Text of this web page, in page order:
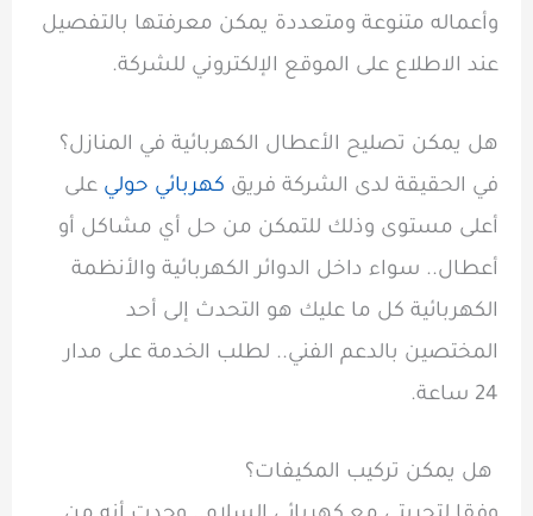
وأعماله متنوعة ومتعددة يمكن معرفتها بالتفصيل
عند الاطلاع على الموقع الإلكتروني للشركة.
هل يمكن تصليح الأعطال الكهربائية في المنازل؟
في الحقيقة لدى الشركة فريق كهربائي حولي على
أعلى مستوى وذلك للتمكن من حل أي مشاكل أو
أعطال.. سواء داخل الدوائر الكهربائية والأنظمة
الكهربائية كل ما عليك هو التحدث إلى أحد
المختصين بالدعم الفني.. لطلب الخدمة على مدار
24 ساعة.
هل يمكن تركيب المكيفات؟